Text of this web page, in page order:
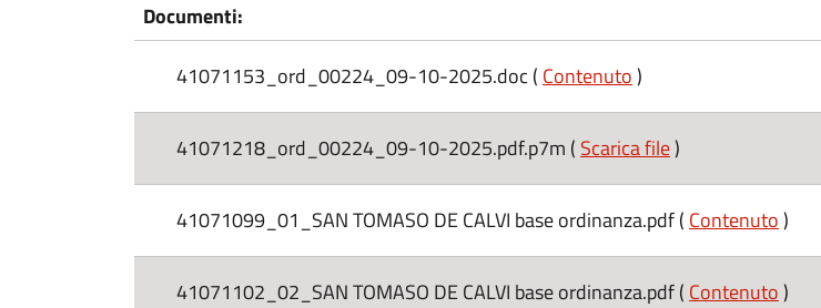
Documenti:
41071153_ord_00224_09-10-2025.doc ( Contenuto)
41071218_ord_00224_09-10-2025.pdf.p7m ( Scarica file)
41071099_01_SAN TOMASO DE CALVI base ordinanza.pdf ( Contenuto)
41071102_02_SAN TOMASO DE CALVI base ordinanza.pdf ( Contenuto)